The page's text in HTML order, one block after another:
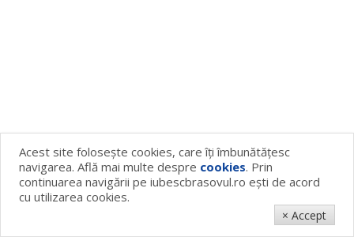
Acest site foloseşte cookies, care îţi îmbunătăţesc
navigarea. Află mai multe despre cookies. Prin
continuarea navigării pe iubescbrasovul.ro eşti de acord
cu utilizarea cookies.
× Accept